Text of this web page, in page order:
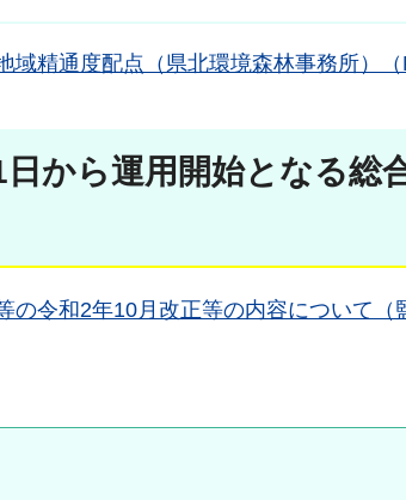
域精通度配点（県北環境森林事務所）（
から運用開始となる総
の令和2年10月改正等の内容について（